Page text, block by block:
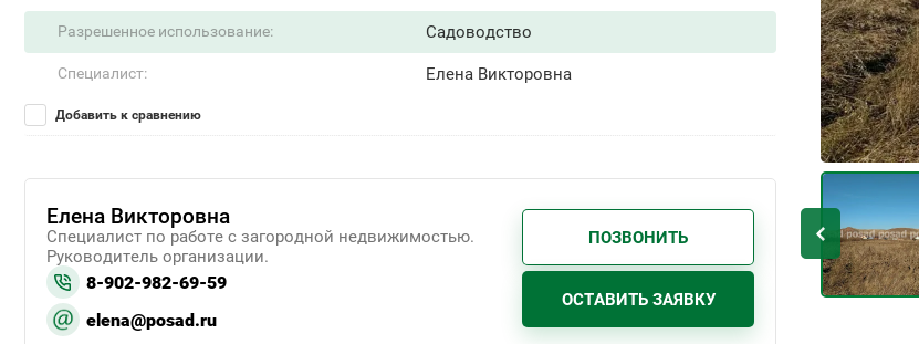
Разрешенное использование: Садоводство
Специалист: Елена Викторовна
Добавить к сравнению
Елена Викторовна
Специалист по работе с загородной недвижимостью.
Руководитель организации.
8-902-982-69-59
elena@posad.ru
ПОЗВОНИТЬ
ОСТАВИТЬ ЗАЯВКУ